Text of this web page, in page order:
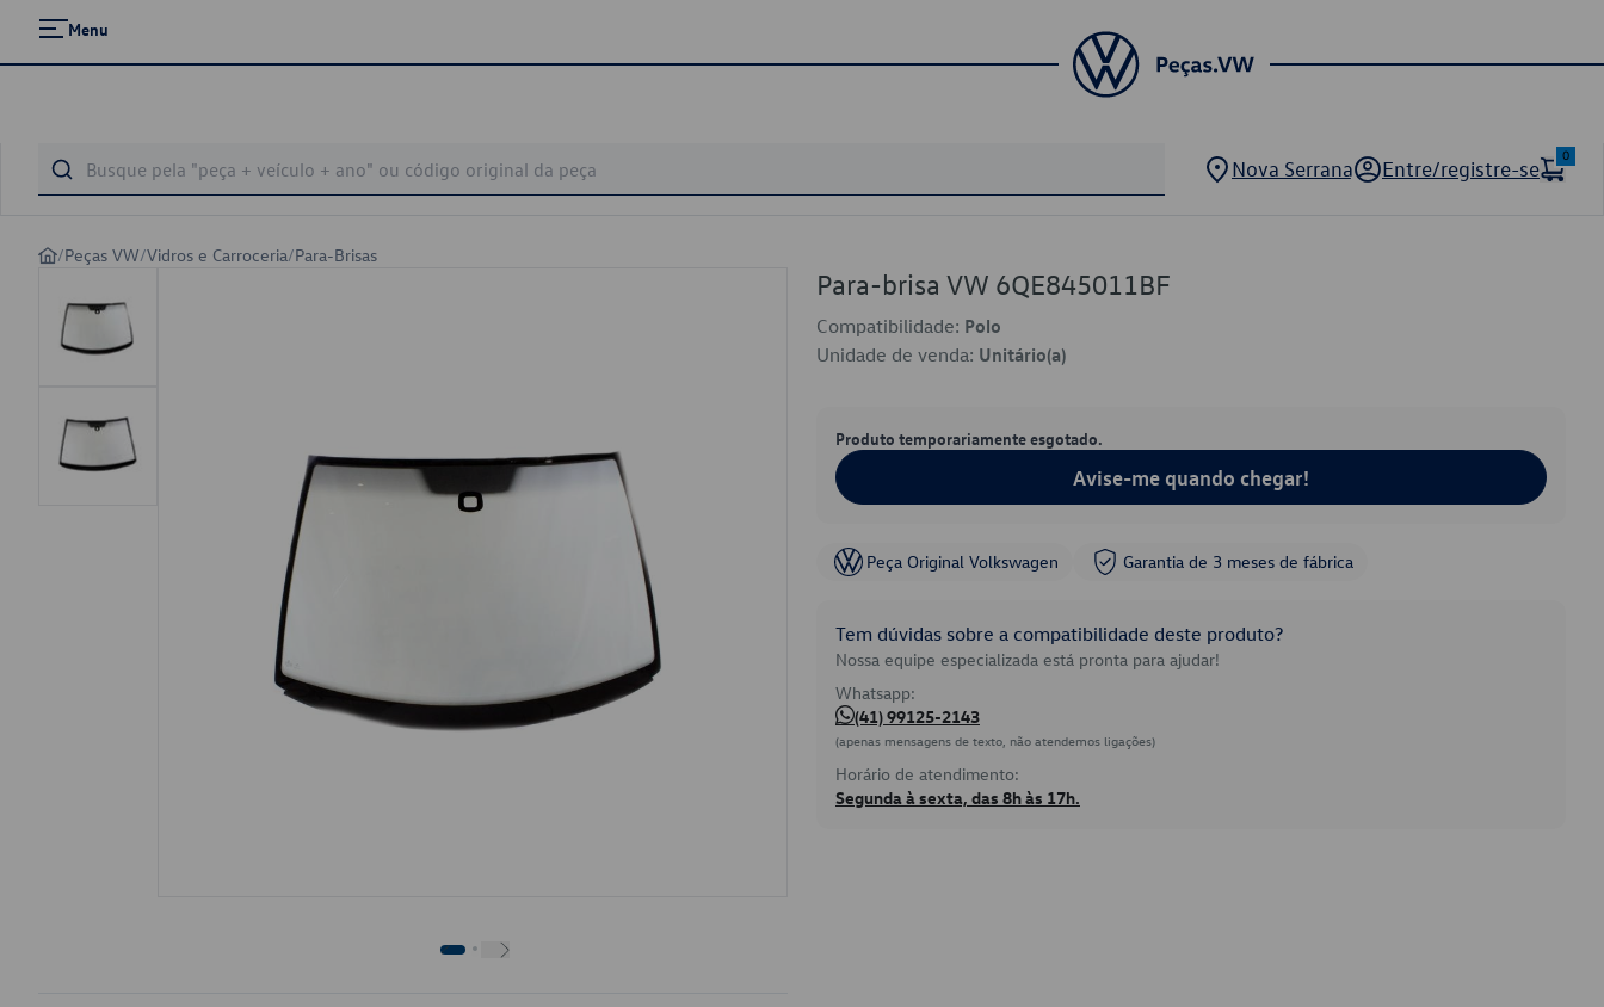
Menu
Nova Serrana Entre/registre-se
0
/Peças VW/Vidros e Carroceria/Para-Brisas
Para-brisa VW 6QE845011BF
Compatibilidade: Polo
Unidade de venda: Unitário(a)
Produto temporariamente esgotado.
Avise-me quando chegar!
Peça Original Volkswagen Garantia de 3 meses de fábrica
Tem dúvidas sobre a compatibilidade deste produto?
Nossa equipe especializada está pronta para ajudar!
Whatsapp:
(41) 99125-2143
(apenas mensagens de texto, não atendemos ligações)
Horário de atendimento:
Segunda à sexta, das 8h às 17h.